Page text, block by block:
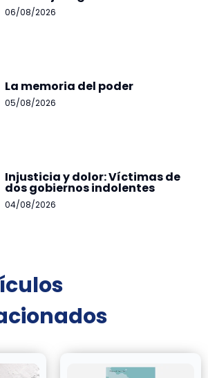
06/08/2026
La memoria del poder
05/08/2026
Injusticia y dolor: Víctimas de
dos gobiernos indolentes
04/08/2026